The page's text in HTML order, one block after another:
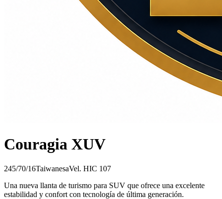
Couragia XUV
245/70/16TaiwanesaVel. HIC 107
Una nueva llanta de turismo para SUV que ofrece una excelente
estabilidad y confort con tecnología de última generación.